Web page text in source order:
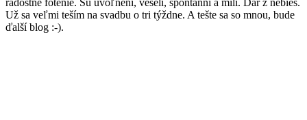
radostné fotenie. Sú uvoľnení, veselí, spontánni a milí. Dar z nebies.
Už sa veľmi teším na svadbu o tri týždne. A tešte sa so mnou, bude
ďalší blog :-).